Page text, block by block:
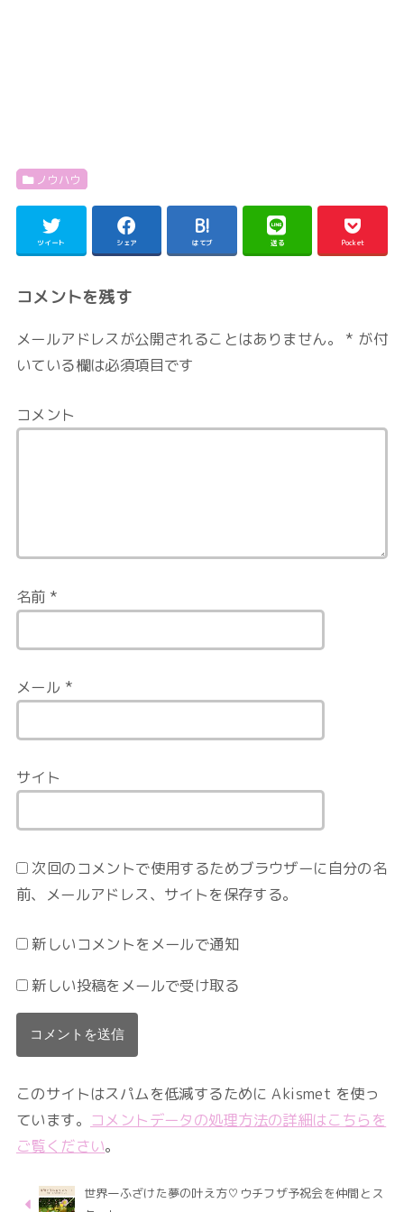
ノウハウ
ツイート シェア はてブ 送る Pocket
コメントを残す
メールアドレスが公開されることはありません。 * が付
いている欄は必須項目です
コメント
名前 *
メール *
サイト
次回のコメントで使用するためブラウザーに自分の名
前、メールアドレス、サイトを保存する。
新しいコメントをメールで通知
新しい投稿をメールで受け取る
このサイトはスパムを低減するために Akismet を使っ
ています。 コメントデータの処理方法の詳細はこちらを
ご覧ください。
世界一ふざけた夢の叶え方♡ウチフザ予祝会を仲間とス